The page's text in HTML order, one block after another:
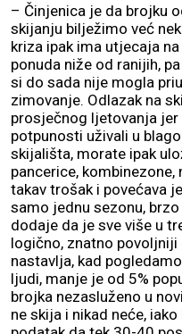
– Činjenica je da brojku
skijanju bilježimo već
kriza ipak ima utjecaja
ponuda niže od ranijih,
si do sada nije mogla
zimovanje. Odlazak na
prosječnog ljetovanja jer
potpunosti uživali u
skijališta, morate ipak
pancerice,
takav trošak i povećava
samo jednu sezonu,
dodaje da je sve više u
logično, znatno povoljniji
nastavlja, kad
ljudi, manje je od 5%
brojka nezasluženo u
ne skija i nikad neće,